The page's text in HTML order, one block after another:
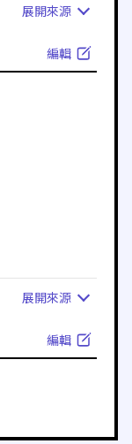
展開來源
編輯
展開來源
編輯